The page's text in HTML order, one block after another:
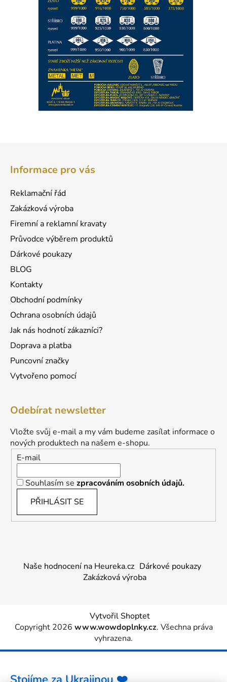
Informace pro vás
Reklamační řád
Zakázková výroba
Firemní a reklamní kravaty
Průvodce výběrem produktů
Dárkové poukazy
BLOG
Kontakty
Obchodní podmínky
Ochrana osobních údajů
Jak nás hodnotí zákazníci?
Doprava a platba
Puncovní značky
Vytvořeno pomocí
Odebírat newsletter
Vložte svůj e-mail a my vám budeme zasílat informace o
nových produktech na našem e-shopu.
E-mail
Souhlasím se zpracováním osobních údajů.
PŘIHLÁSIT SE
Naše hodnocení na Heureka.cz Dárkové poukazy
Zakázková výroba
Vytvořil Shoptet
Copyright 2026 www.wowdoplnky.cz. Všechna práva
vyhrazena.